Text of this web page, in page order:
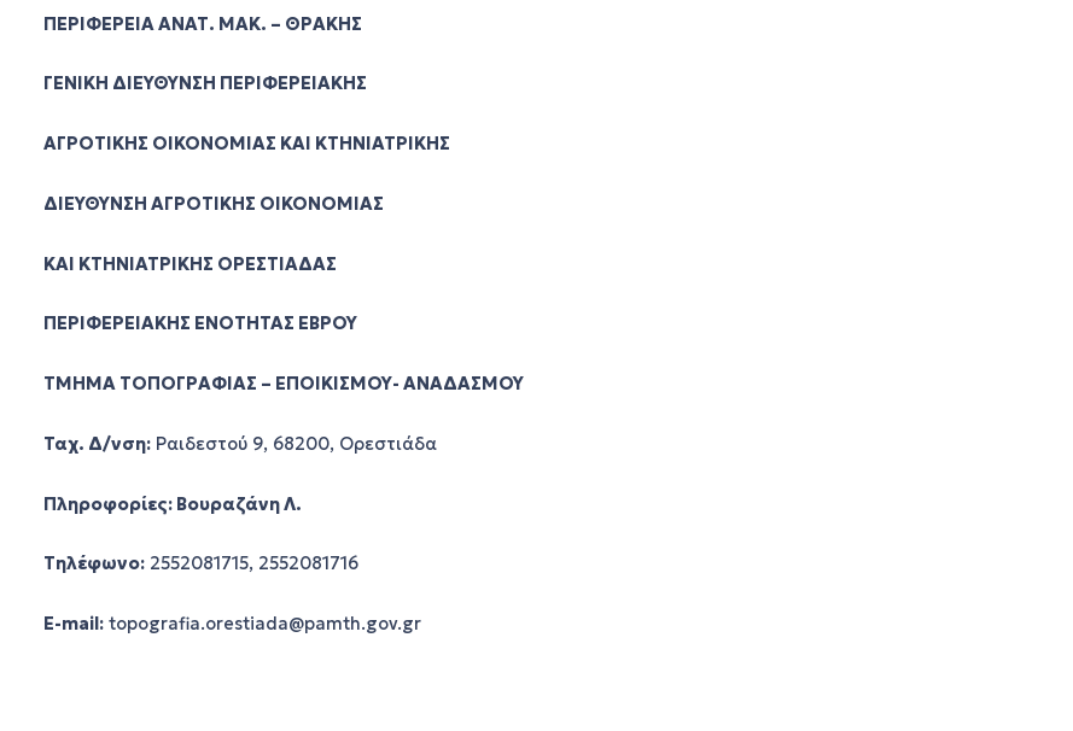
ΠΕΡΙΦΕΡΕΙΑ ΑΝΑΤ. ΜΑΚ. – ΘΡΑΚΗΣ
ΓΕΝΙΚΗ ΔΙΕΥΘΥΝΣΗ ΠΕΡΙΦΕΡΕΙΑΚΗΣ
ΑΓΡΟΤΙΚΗΣ ΟΙΚΟΝΟΜΙΑΣ ΚΑΙ ΚΤΗΝΙΑΤΡΙΚΗΣ
ΔΙΕΥΘΥΝΣΗ ΑΓΡΟΤΙΚΗΣ ΟΙΚΟΝΟΜΙΑΣ
ΚΑΙ ΚΤΗΝΙΑΤΡΙΚΗΣ ΟΡΕΣΤΙΑΔΑΣ
ΠΕΡΙΦΕΡΕΙΑΚΗΣ ΕΝΟΤΗΤΑΣ ΕΒΡΟΥ
ΤΜΗΜΑ ΤΟΠΟΓΡΑΦΙΑΣ – ΕΠΟΙΚΙΣΜΟΥ- ΑΝΑΔΑΣΜΟΥ
Ταχ. Δ/νση: Ραιδεστού 9, 68200, Ορεστιάδα
Πληροφορίες: Βουραζάνη Λ.
Τηλέφωνο: 2552081715, 2552081716
E-mail: topografia.orestiada@pamth.gov.gr